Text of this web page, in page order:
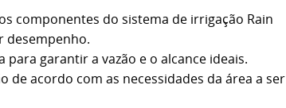
componentes do sistema de irrigação Rain
desempenho.
para garantir a vazão e o alcance ideais.
de acordo com as necessidades da área a ser